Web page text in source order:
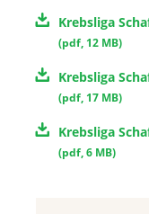
Krebsliga
(pdf, 12 MB)
Krebsliga
(pdf, 17 MB)
Krebsliga
(pdf,6 MB)